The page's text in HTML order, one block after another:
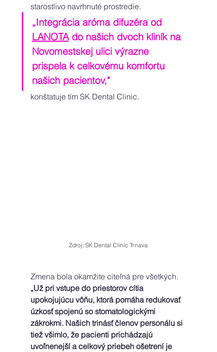
starostlivo navrhnuté prostredie.
„Integrácia aróma difuzéra od
LANOTA do našich dvoch kliník na
Novomestskej ulici výrazne
prispela k celkovému komfortu
našich pacientov,"
konštatuje tím SK Dental Clinic.
Zdroj: SK Dental Clinic Trnava
Zmena bola okamžite citeľná pre všetkých.
„Už pri vstupe do priestorov cítia
upokojujúcu vôňu, ktorá pomáha redukovať
úzkosť spojenú so stomatologickými
zákrokmi. Našich trinásť členov personálu si
tiež všimlo, že pacienti prichádzajú
uvoľnenejší a celkový priebeh ošetrení je